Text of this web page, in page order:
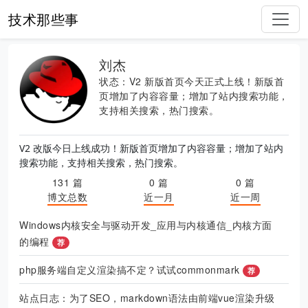
技术那些事
刘杰
状态：V2 新版首页今天正式上线！新版首
页增加了内容容量；增加了站内搜索功能，
支持相关搜索，热门搜索。
V2 改版今日上线成功！新版首页增加了内容容量；增加了站内
搜索功能，支持相关搜索，热门搜索。
131 篇
博文总数
0 篇
近一月
0 篇
近一周
Windows内核安全与驱动开发_应用与内核通信_内核方面
的编程
荐
php服务端自定义渲染搞不定？试试commonmark 荐
站点日志：为了SEO，markdown语法由前端vue渲染升级